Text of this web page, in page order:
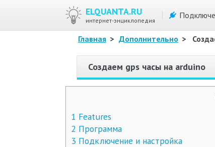
ELQUANTA.RU
интернет-энциклопедия
Главная > Дополнительно >
Создаем gps часы на arduino
1 Features
2 Программа
3 Подключение и настройка